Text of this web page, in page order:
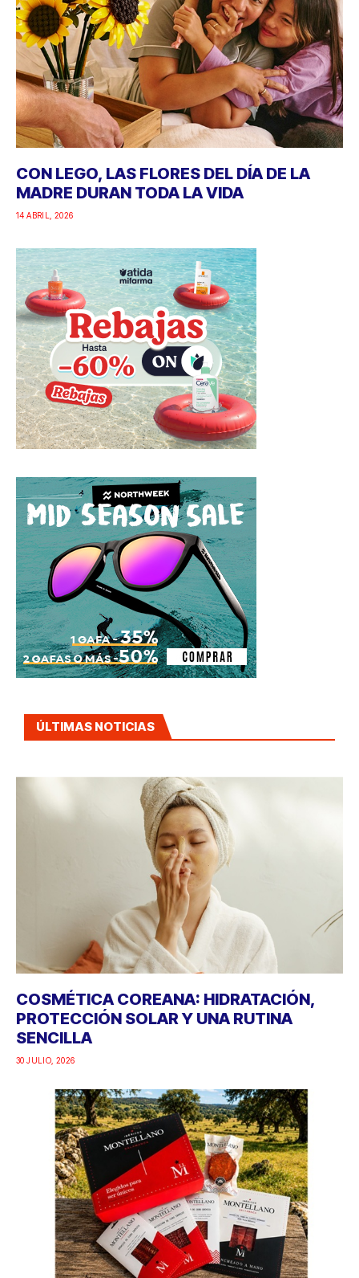
CON LEGO, LAS FLORES DEL DÍA DE LA
MADRE DURAN TODA LA VIDA
14 ABRIL, 2026
ÚLTIMAS NOTICIAS
COSMÉTICA COREANA: HIDRATACIÓN,
PROTECCIÓN SOLAR Y UNA RUTINA
SENCILLA
30 JULIO, 2026